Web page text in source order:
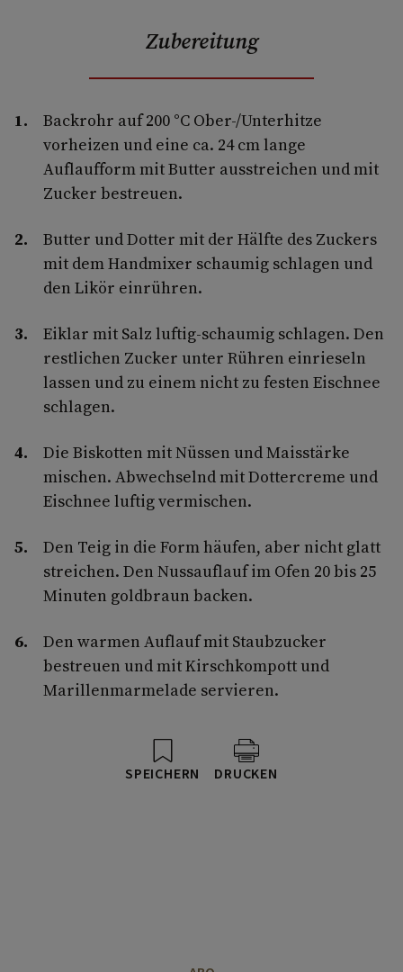
Zubereitung
Backrohr auf 200 °C Ober-/Unterhitze
vorheizen und eine ca. 24 cm lange
Auflaufform mit Butter ausstreichen und mit
Zucker bestreuen.
Butter und Dotter mit der Hälfte des Zuckers
mit dem Handmixer schaumig schlagen und
den Likör einrühren.
Eiklar mit Salz luftig-schaumig schlagen. Den
restlichen Zucker unter Rühren einrieseln
lassen und zu einem nicht zu festen Eischnee
schlagen.
Die Biskotten mit Nüssen und Maisstärke
mischen. Abwechselnd mit Dottercreme und
Eischnee luftig vermischen.
Den Teig in die Form häufen, aber nicht glatt
streichen. Den Nussauflauf im Ofen 20 bis 25
Minuten goldbraun backen.
Den warmen Auflauf mit Staubzucker
bestreuen und mit Kirschkompott und
Marillenmarmelade servieren.
SPEICHERN DRUCKEN